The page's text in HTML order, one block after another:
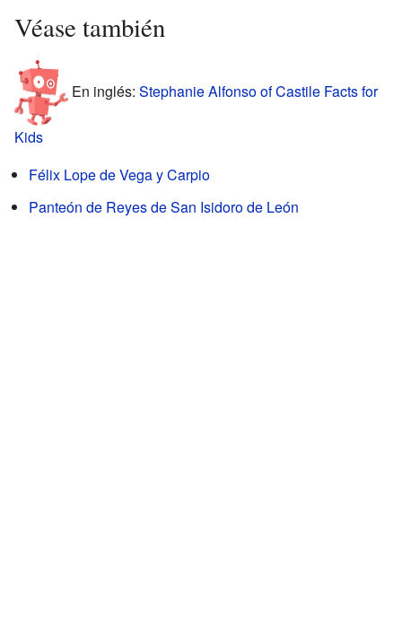
Véase también
En inglés: Stephanie Alfonso of Castile Facts for
Kids
Félix Lope de Vega y Carpio
Panteón de Reyes de San Isidoro de León